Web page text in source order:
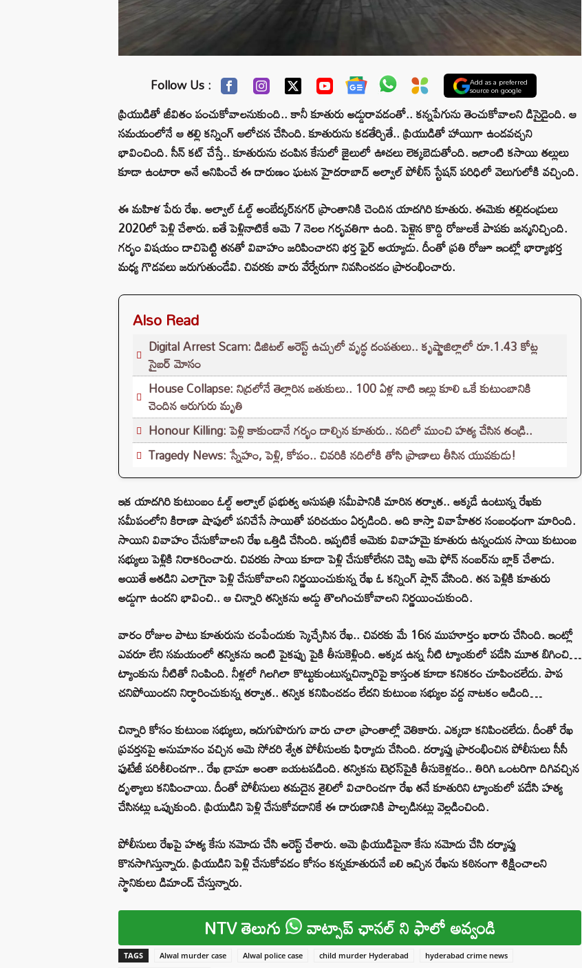
Follow Us : Add as a preferred
source on google
ప్రియుడితో జీవితం పంచుకోవాలనుకుంది.. కానీ కూతురు అడ్డురావడంతో.. కన్నపేగును తెంచుకోవాలని డిసైడైంది. ఆ
సమయంలోనే ఆ తల్లి కన్నింగ్ ఆలోచన చేసింది. కూతురును కడతేర్చితే.. ప్రియుడితో హాయిగా ఉండవచ్చని
భావించింది. సీన్ కట్ చేస్తే.. కూతురును చంపిన కేసులో జైలులో ఊచలు లెక్కబెడుతోంది. ఇలాంటి కసాయి తల్లులు
కూడా ఉంటారా అనే అనిపించే ఈ దారుణం ఘటన హైదరాబాద్ అల్వాల్ పోలీస్ స్టేషన్ పరిధిలో వెలుగులోకి వచ్చింది.
ఈ మహిళ పేరు రేఖ. అల్వాల్ ఓల్డ్ అంబేద్కర్‌నగర్ ప్రాంతానికి చెందిన యాదగిరి కూతురు. ఈమెకు తల్లిదండ్రులు
2020లో పెళ్లి చేశారు. ఐతే పెళ్లినాటికే ఆమె 7 నెలల గర్భవతిగా ఉంది. పెళ్లైన కొద్ది రోజులకే పాపకు జన్మనిచ్చింది.
గర్భం విషయం దాచిపెట్టి తనతో వివాహం జరిపించారని భర్త ఫైర్ అయ్యాడు. దీంతో ప్రతి రోజూ ఇంట్లో భార్యాభర్త
మధ్య గొడవలు జరుగుతుండేవి. చివరకు వారు వేర్వేరుగా నివసించడం ప్రారంభించారు.
Also Read
Digital Arrest Scam: డిజిటల్ అరెస్ట్ ఉచ్చులో వృద్ధ దంపతులు.. కృష్ణాజిల్లాలో రూ.1.43 కోట్ల
సైబర్ మోసం
House Collapse: నిద్రలోనే తెల్లారిన బతుకులు.. 100 ఏళ్ల నాటి ఇల్లు కూలి ఒకే కుటుంబానికి
చెందిన ఆరుగురు మృతి
Honour Killing: పెళ్లి కాకుండానే గర్భం దాల్చిన కూతురు.. నదిలో ముంచి హత్య చేసిన తండ్రి..
Tragedy News: స్నేహం, పెళ్లి, కోపం.. చివరికి నదిలోకి తోసి ప్రాణాలు తీసిన యువకుడు!
ఇక యాదగిరి కుటుంబం ఓల్డ్ అల్వాల్ ప్రభుత్వ ఆసుపత్రి సమీపానికి మారిన తర్వాత.. అక్కడే ఉంటున్న రేఖకు
సమీపంలోని కిరాణా షాపులో పనిచేసే సాయితో పరిచయం ఏర్పడింది. అది కాస్తా వివాహేతర సంబంధంగా మారింది.
సాయిని వివాహం చేసుకోవాలని రేఖ ఒత్తిడి చేసింది. ఇప్పటికే ఆమెకు వివాహమై కూతురు ఉన్నందున సాయి కుటుంబ
సభ్యులు పెళ్లికి నిరాకరించారు. చివరకు సాయి కూడా పెళ్లి చేసుకోలేనని చెప్పి ఆమె ఫోన్ నంబర్‌ను బ్లాక్ చేశాడు.
అయితే అతడిని ఎలాగైనా పెళ్లి చేసుకోవాలని నిర్ణయించుకున్న రేఖ ఓ కన్నింగ్ ప్లాన్ వేసింది. తన పెళ్లికి కూతురు
అడ్డుగా ఉందని భావించి.. ఆ చిన్నారి తన్వికను అడ్డు తొలగించుకోవాలని నిర్ణయించుకుంది.
వారం రోజుల పాటు కూతురును చంపేందుకు స్కెచ్చేసిన రేఖ.. చివరకు మే 16న ముహూర్తం ఖరారు చేసింది. ఇంట్లో
ఎవరూ లేని సమయంలో తన్వికను ఇంటి పైకప్పు పైకి తీసుకెళ్లింది. అక్కడ ఉన్న నీటి ట్యాంకులో పడేసి మూత బిగించి…
ట్యాంకును నీటితో నింపింది. నీళ్లలో గిలగిలా కొట్టుకుంటున్నచిన్నారిపై కాస్తంత కూడా కనికరం చూపించలేదు. పాప
చనిపోయిందని నిర్ధారించుకున్న తర్వాత.. తన్విక కనిపించడం లేదని కుటుంబ సభ్యుల వద్ద నాటకం ఆడింది…
చిన్నారి కోసం కుటుంబ సభ్యులు, ఇరుగుపొరుగు వారు చాలా ప్రాంతాల్లో వెతికారు. ఎక్కడా కనిపించలేదు. దీంతో రేఖ
ప్రవర్తనపై అనుమానం వచ్చిన ఆమె సోదరి శ్వేత పోలీసులకు ఫిర్యాదు చేసింది. దర్యాప్తు ప్రారంభించిన పోలీసులు సీసీ
ఫుటేజీ పరిశీలించగా.. రేఖ డ్రామా అంతా బయటపడింది. తన్వికను టెర్రస్‌పైకి తీసుకెళ్లడం.. తిరిగి ఒంటరిగా దిగివచ్చిన
దృశ్యాలు కనిపించాయి. దీంతో పోలీసులు తమదైన శైలిలో విచారించగా రేఖ తనే కూతురిని ట్యాంకులో పడేసి హత్య
చేసినట్లు ఒప్పుకుంది. ప్రియుడిని పెళ్లి చేసుకోవడానికే ఈ దారుణానికి పాల్పడినట్లు వెల్లడించింది.
పోలీసులు రేఖపై హత్య కేసు నమోదు చేసి అరెస్ట్ చేశారు. ఆమె ప్రియుడిపైనా కేసు నమోదు చేసి దర్యాప్తు
కొనసాగిస్తున్నారు. ప్రియుడిని పెళ్లి చేసుకోవడం కోసం కన్నకూతురునే బలి ఇచ్చిన రేఖను కఠినంగా శిక్షించాలని
స్థానికులు డిమాండ్ చేస్తున్నారు.
NTV తెలుగు వాట్సాప్ ఛానల్ ని ఫాలో అవ్వండి
TAGS Alwal murder case Alwal police case child murder Hyderabad hyderabad crime news